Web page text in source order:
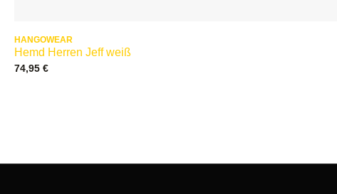
HANGOWEAR
Hemd Herren Jeff weiß
74,95 €